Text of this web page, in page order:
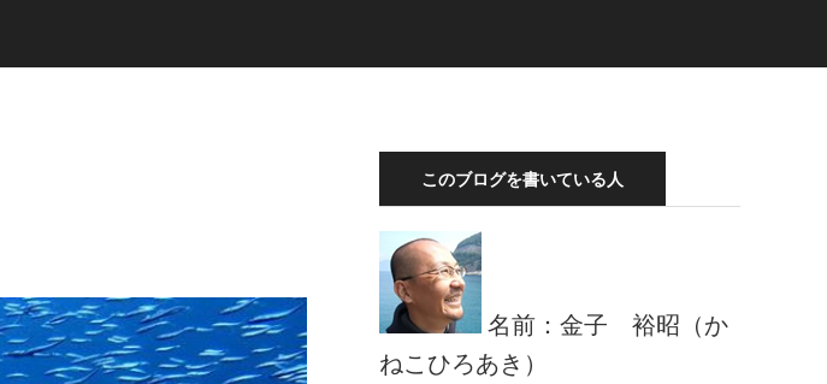
このブログを書いている人
名前：金子 裕昭（か
ねこひろあき）